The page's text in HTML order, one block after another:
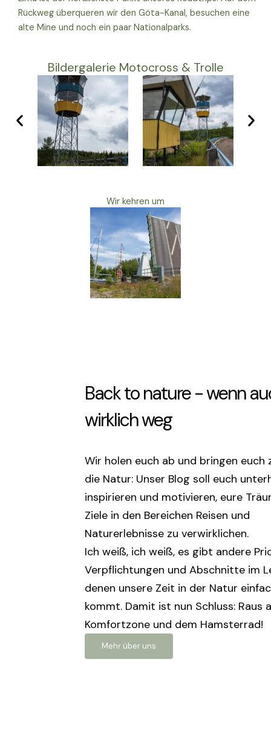
Rückweg überqueren wir den Göta-Kanal, besuchen eine
alte Mine und noch ein paar Nationalparks.
Bildergalerie Motocross & Trolle
Wir kehren um
Back to nature - wenn
wirklich weg
Wir holen euch ab und bringen euch
die Natur: Unser Blog soll euch
inspirieren und motivieren, eure
Ziele in den Bereichen Reisen und
Naturerlebnisse zu verwirklichen.
Ich weiß, ich weiß, es gibt andere
Verpflichtungen und Abschnitte im
denen unsere Zeit in der Natur
kommt. Damit ist nun Schluss: Raus
Komfortzone und dem Hamsterrad!
Mehr über uns